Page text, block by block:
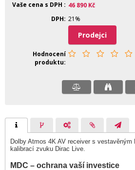
Vaše cena s DPH 46 890 Kč
DPH 21%
Prodejci
Hodnocení
produktu
Dolby Atmos 4K AV receiver s vestavěným
kalibrací zvuku Dirac Live.
MDC – ochrana vaší investice